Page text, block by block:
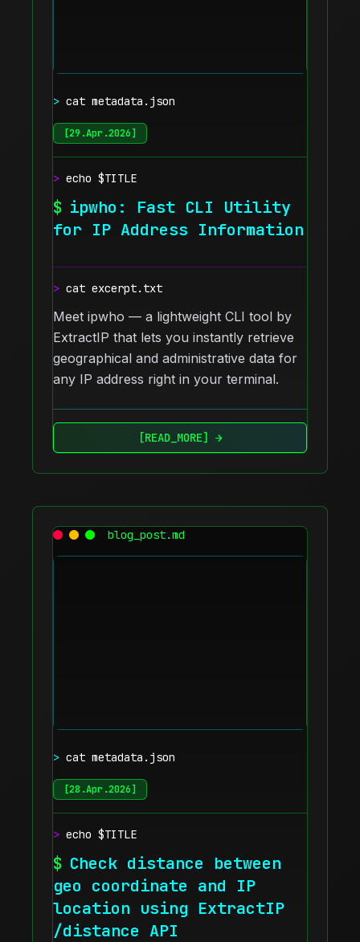
> cat metadata.json
[29.Apr.2026]
> echo $TITLE
$ ipwho: Fast CLI Utility
for IP Address Information
> cat excerpt.txt
Meet ipwho — a lightweight CLI tool by
ExtractIP that lets you instantly retrieve
geographical and administrative data for
any IP address right in your terminal.
[READ_MORE] →
blog_post.md
> cat metadata.json
[28.Apr.2026]
> echo $TITLE
$ Check distance between
geo coordinate and IP
location using ExtractIP
/distance API